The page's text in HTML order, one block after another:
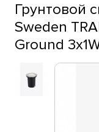
Грунтовой
Sweden
Ground